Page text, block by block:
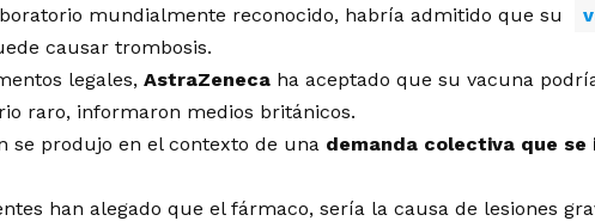
mundialmente reconocido, habría admitido que su
causar trombosis.
legales, AstraZeneca ha aceptado que su vacuna
raro, informaron medios británicos.
se produjo en el contexto de una demanda colectiva que se
han alegado que el fármaco, sería la causa de lesiones